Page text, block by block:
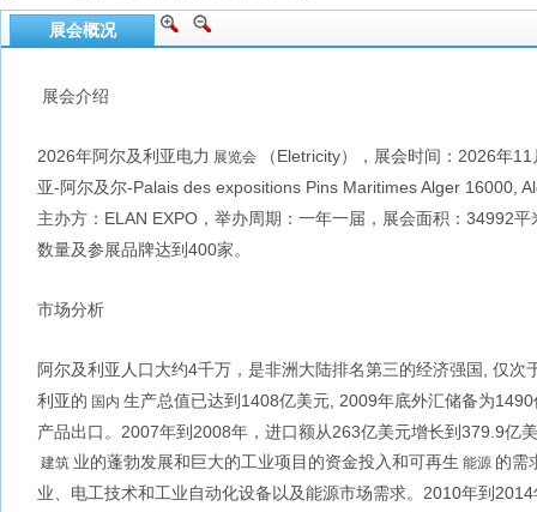
展会概况
展会介绍
2026年阿尔及利亚电力 展览会
（Eletricity），展会时间：2026年
亚-阿尔及尔-Palais des expositions Pins Maritimes Alger 16000,
主办方：ELAN EXPO，举办周期：一年一届，展会面积：34992平
数量及参展品牌达到400家。
市场分析
阿尔及利亚人口大约4千万，是非洲大陆排名第三的经济强国, 仅次
利亚的 国内 生产总值已达到1408亿美元, 2009年底外汇储备为
产品出口。2007年到2008年，进口额从263亿美元增长到379.9亿
建筑 业的蓬勃发展和巨大的工业项目的资金投入和可再生 能源 的需
业、电工技术和工业自动化设备以及能源市场需求。2010年到